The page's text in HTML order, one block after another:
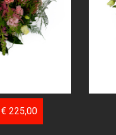
€ 225,00